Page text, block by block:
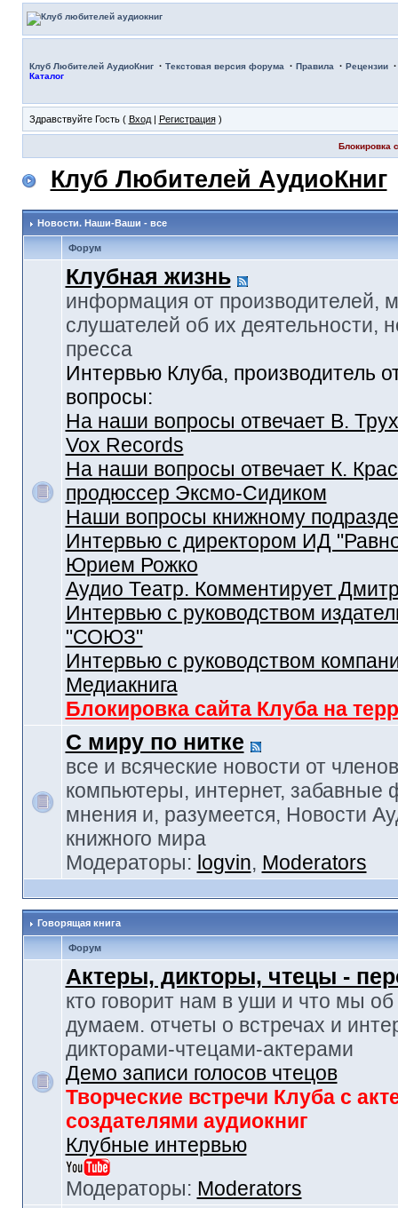
Клуб Любителей АудиоКниг· Текстовая версия форума · Правила · Рецензии
Каталог
Здравствуйте Гость ( Вход| Регистрация)
Блокировка
Клуб Любителей АудиоКниг
Новости. Наши-Ваши - все
Форум
Клубная жизнь
информация от производителей,
слушателей об их деятельности,
пресса
Интервью Клуба, производитель
вопросы:
На наши вопросы отвечает В.
Vox Records
На наши вопросы отвечает К.
продюссер Эксмо-Сидиком
Наши вопросы книжному
Интервью с директором ИД
Юрием Рожко
Аудио Театр. Комментирует
Интервью с руководством
"СОЮЗ"
Интервью с руководством
Медиакнига
Блокировка сайта Клуба на
С миру по нитке
все и всяческие новости от
компьютеры, интернет, забавные
мнения и, разумеется, Новости
книжного мира
Модераторы: logvin, Moderators
Говорящая книга
Форум
Актеры, дикторы, чтецы -
кто говорит нам в уши и что мы
думаем. отчеты о встречах и
дикторами-чтецами-актерами
Демо записи голосов чтецов
Творческие встречи Клуба с
создателями аудиокниг
Клубные интервью
Модераторы: Moderators